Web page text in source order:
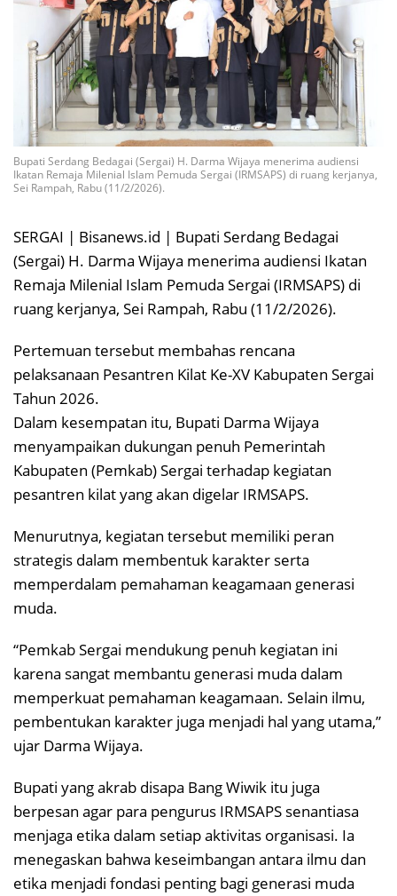
Bupati Serdang Bedagai (Sergai) H. Darma Wijaya menerima audiensi
Ikatan Remaja Milenial Islam Pemuda Sergai (IRMSAPS) di ruang kerjanya,
Sei Rampah, Rabu (11/2/2026).
SERGAI | Bisanews.id | Bupati Serdang Bedagai
(Sergai) H. Darma Wijaya menerima audiensi Ikatan
Remaja Milenial Islam Pemuda Sergai (IRMSAPS) di
ruang kerjanya, Sei Rampah, Rabu (11/2/2026).
Pertemuan tersebut membahas rencana
pelaksanaan Pesantren Kilat Ke-XV Kabupaten Sergai
Tahun 2026.
Dalam kesempatan itu, Bupati Darma Wijaya
menyampaikan dukungan penuh Pemerintah
Kabupaten (Pemkab) Sergai terhadap kegiatan
pesantren kilat yang akan digelar IRMSAPS.
Menurutnya, kegiatan tersebut memiliki peran
strategis dalam membentuk karakter serta
memperdalam pemahaman keagamaan generasi
muda.
“Pemkab Sergai mendukung penuh kegiatan ini
karena sangat membantu generasi muda dalam
memperkuat pemahaman keagamaan. Selain ilmu,
pembentukan karakter juga menjadi hal yang utama,”
ujar Darma Wijaya.
Bupati yang akrab disapa Bang Wiwik itu juga
berpesan agar para pengurus IRMSAPS senantiasa
menjaga etika dalam setiap aktivitas organisasi. Ia
menegaskan bahwa keseimbangan antara ilmu dan
etika menjadi fondasi penting bagi generasi muda